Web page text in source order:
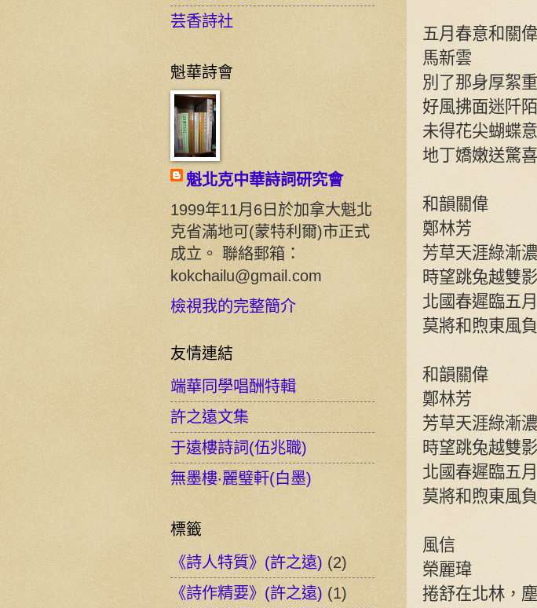
五月春意和關偉
馬新雲
別了那身厚絮
好風拂面迷阡
未得花尖蝴蝶
地丁嬌嫩送驚
和韻關偉
鄭林芳
芳草天涯綠漸
時望跳兔越雙
北國春遲臨五
莫將和煦東風
和韻關偉
鄭林芳
芳草天涯綠漸
時望跳兔越雙
北國春遲臨五
莫將和煦東風
風信
榮麗瑋
捲舒在北林，
芸香詩社
魁華詩會
魁北克中華詩詞研究會
1999年11月6日於加拿大魁北
克省滿地可(蒙特利爾)市正式
成立。 聯絡郵箱：
kokchailu@gmail.com
檢視我的完整簡介
友情連結
端華同學唱酬特輯
許之遠文集
于遠樓詩詞(伍兆職)
無墨樓‧麗璧軒(白墨)
標籤
《詩人特質》(許之遠) (2)
《詩作精要》(許之遠) (1)